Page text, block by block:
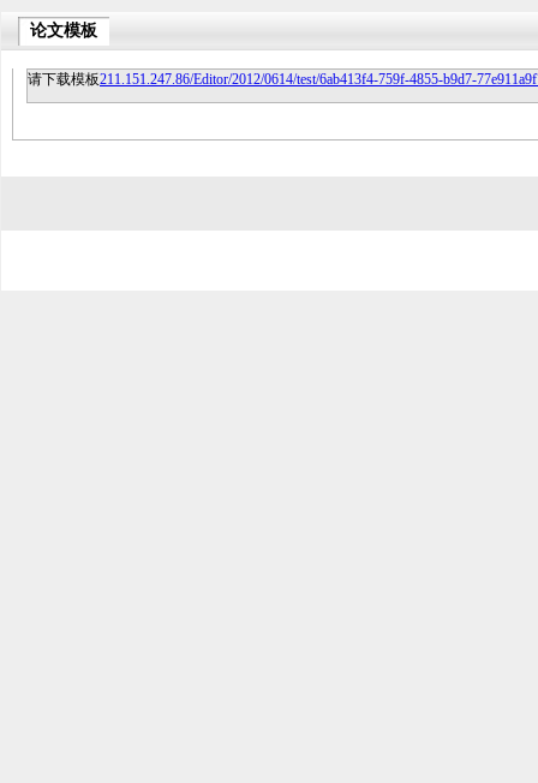
论文模板
请下载模板211.151.247.86/Editor/2012/0614/test/6ab413f4-759f-4855-b9d7-